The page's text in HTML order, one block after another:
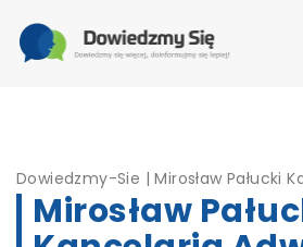
Dowiedzmy-Sie |Mirosław Pałucki
Mirosław